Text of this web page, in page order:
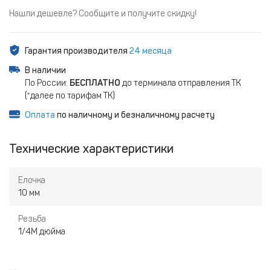
Нашли дешевле? Сообщите и получите скидку!
Гарантия производителя 24 месяца
В наличии
По России: БЕСПЛАТНО до терминала отправления ТК
(*далее по тарифам ТК)
Оплата по наличному и безналичному расчету
Технические характеристики
Елочка
10 мм
Резьба
1/4M дюйма